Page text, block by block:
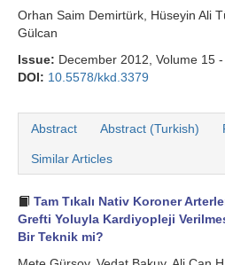
Orhan Saim Demirtürk, Hüseyin Ali
Gülcan
Issue: December 2012, Volume 15
DOI: 10.5578/kkd.3379
Abstract Abstract (Turkish)
Similar Articles
Tam Tıkalı Nativ Koroner
Grefti Yoluyla Kardiyopleji
Bir Teknik mi?